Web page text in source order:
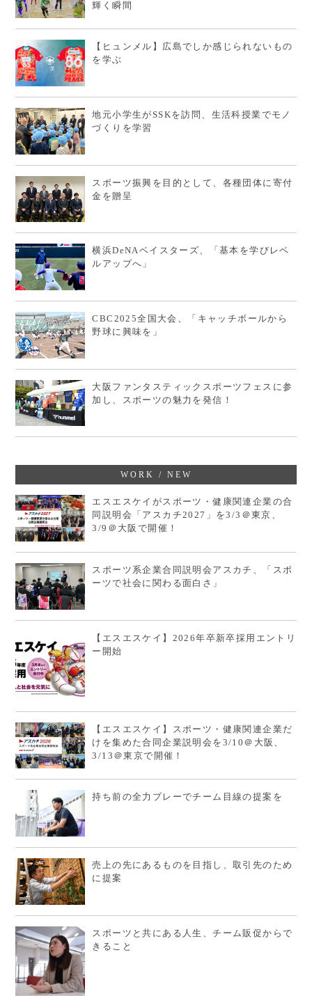
輝く瞬間
【ヒュンメル】広島でしか感じられないもの
を学ぶ
地元小学生がSSKを訪問、生活科授業でモノ
づくりを学習
スポーツ振興を目的として、各種団体に寄付
金を贈呈
横浜DeNAベイスターズ、「基本を学びレベ
ルアップへ」
CBC2025全国大会、「キャッチボールから
野球に興味を」
大阪ファンタスティックスポーツフェスに参
加し、スポーツの魅力を発信！
WORK / NEW
エスエスケイがスポーツ・健康関連企業の合
同説明会「アスカチ2027」を3/3＠東京、
3/9＠大阪で開催！
スポーツ系企業合同説明会アスカチ、「スポ
ーツで社会に関わる面白さ」
【エスエスケイ】2026年卒新卒採用エントリ
ー開始
【エスエスケイ】スポーツ・健康関連企業だ
けを集めた合同企業説明会を3/10＠大阪、
3/13＠東京で開催！
持ち前の全力プレーでチーム目線の提案を
売上の先にあるものを目指し、取引先のため
に提案
スポーツと共にある人生、チーム販促からで
きること